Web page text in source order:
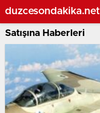
duzcesondakika.net
Satışına Haberleri